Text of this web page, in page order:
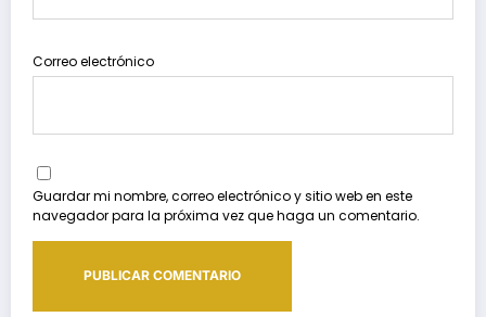
Correo electrónico
Guardar mi nombre, correo electrónico y sitio web en este
navegador para la próxima vez que haga un comentario.